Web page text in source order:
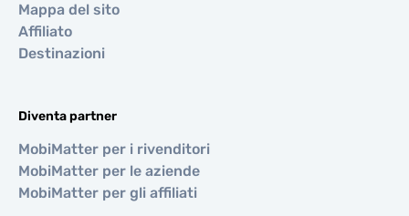
Mappa del sito
Affiliato
Destinazioni
Diventa partner
MobiMatter per i rivenditori
MobiMatter per le aziende
MobiMatter per gli affiliati